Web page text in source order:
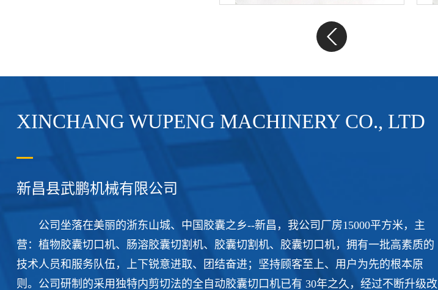
XINCHANG WUPENG MACHINERY CO., LTD
新昌县武鹏机械有限公司
公司坐落在美丽的浙东山城、中国胶囊之乡--新昌，我公司厂房15000平方米，主
营：植物胶囊切口机、肠溶胶囊切割机、胶囊切割机、胶囊切口机，拥有一批高素质的
技术人员和服务队伍，上下锐意进取、团结奋进；坚持顾客至上、用户为先的根本原
则。公司研制的采用独特内剪切法的全自动胶囊切口机已有 30年之久，经过不断升级改